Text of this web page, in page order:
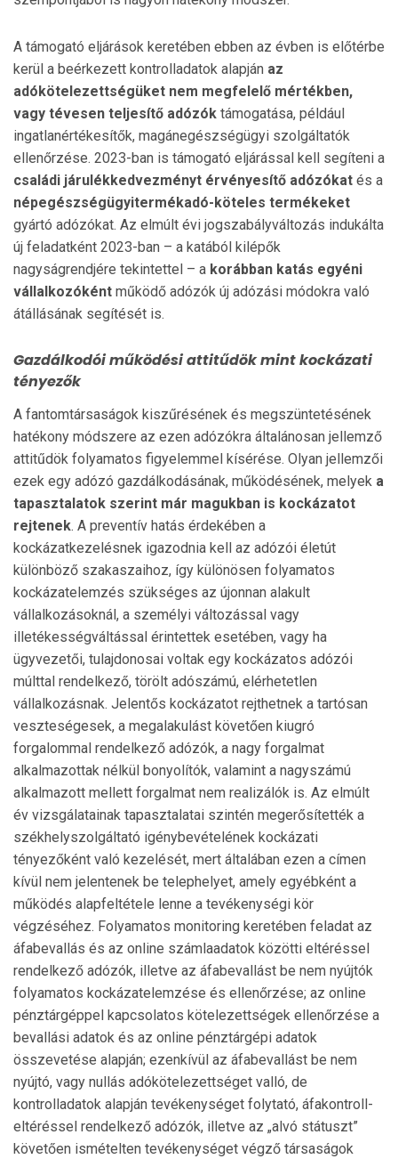
A támogató eljárások keretében ebben az évben is előtérbe
kerül a beérkezett kontrolladatok alapján az
adókötelezettségüket nem megfelelő mértékben,
vagy tévesen teljesítő adózók támogatása, például
ingatlanértékesítők, magánegészségügyi szolgáltatók
ellenőrzése. 2023-ban is támogató eljárással kell segíteni a
családi járulékkedvezményt érvényesítő adózókat és a
népegészségügyitermékadó-köteles termékeket
gyártó adózókat. Az elmúlt évi jogszabályváltozás indukálta
új feladatként 2023-ban – a katából kilépők
nagyságrendjére tekintettel – a korábban katás egyéni
vállalkozóként működő adózók új adózási módokra való
átállásának segítését is.
Gazdálkodói működési attitűdök mint kockázati
tényezők
A fantomtársaságok kiszűrésének és megszüntetésének
hatékony módszere az ezen adózókra általánosan jellemző
attitűdök folyamatos figyelemmel kísérése. Olyan jellemzői
ezek egy adózó gazdálkodásának, működésének, melyek a
tapasztalatok szerint már magukban is kockázatot
rejtenek. A preventív hatás érdekében a
kockázatkezelésnek igazodnia kell az adózói életút
különböző szakaszaihoz, így különösen folyamatos
kockázatelemzés szükséges az újonnan alakult
vállalkozásoknál, a személyi változással vagy
illetékességváltással érintettek esetében, vagy ha
ügyvezetői, tulajdonosai voltak egy kockázatos adózói
múlttal rendelkező, törölt adószámú, elérhetetlen
vállalkozásnak. Jelentős kockázatot rejthetnek a tartósan
veszteségesek, a megalakulást követően kiugró
forgalommal rendelkező adózók, a nagy forgalmat
alkalmazottak nélkül bonyolítók, valamint a nagyszámú
alkalmazott mellett forgalmat nem realizálók is. Az elmúlt
év vizsgálatainak tapasztalatai szintén megerősítették a
székhelyszolgáltató igénybevételének kockázati
tényezőként való kezelését, mert általában ezen a címen
kívül nem jelentenek be telephelyet, amely egyébként a
működés alapfeltétele lenne a tevékenységi kör
végzéséhez. Folyamatos monitoring keretében feladat az
áfabevallás és az online számlaadatok közötti eltéréssel
rendelkező adózók, illetve az áfabevallást be nem nyújtók
folyamatos kockázatelemzése és ellenőrzése; az online
pénztárgéppel kapcsolatos kötelezettségek ellenőrzése a
bevallási adatok és az online pénztárgépi adatok
összevetése alapján; ezenkívül az áfabevallást be nem
nyújtó, vagy nullás adókötelezettséget valló, de
kontrolladatok alapján tevékenységet folytató, áfakontroll-
eltéréssel rendelkező adózók, illetve az „alvó státuszt”
követően ismételten tevékenységet végző társaságok